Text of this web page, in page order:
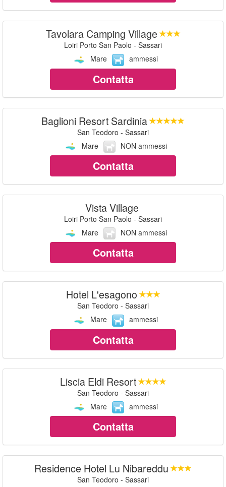
Tavolara Camping Village
Loiri Porto San Paolo - Sassari
Mare
ammessi
Contatta
Baglioni Resort Sardinia
San Teodoro - Sassari
Mare
NON ammessi
Contatta
Vista Village
Loiri Porto San Paolo - Sassari
Mare
NON ammessi
Contatta
Hotel L'esagono
San Teodoro - Sassari
Mare
ammessi
Contatta
Liscia Eldi Resort
San Teodoro - Sassari
Mare
ammessi
Contatta
Residence Hotel Lu Nibareddu
San Teodoro - Sassari